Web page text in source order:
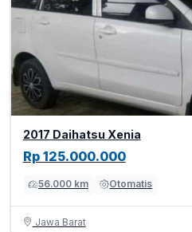
2017 Daihatsu Xenia
Rp 125.000.000
56.000 km Otomatis
Jawa Barat